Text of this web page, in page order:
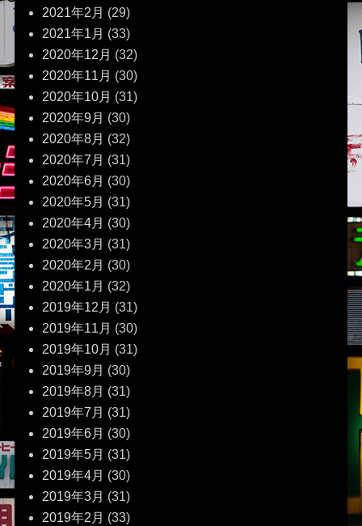
2021年2月 (29)
2021年1月 (33)
2020年12月 (32)
2020年11月 (30)
2020年10月 (31)
2020年9月 (30)
2020年8月 (32)
2020年7月 (31)
2020年6月 (30)
2020年5月 (31)
2020年4月 (30)
2020年3月 (31)
2020年2月 (30)
2020年1月 (32)
2019年12月 (31)
2019年11月 (30)
2019年10月 (31)
2019年9月 (30)
2019年8月 (31)
2019年7月 (31)
2019年6月 (30)
2019年5月 (31)
2019年4月 (30)
2019年3月 (31)
2019年2月 (33)